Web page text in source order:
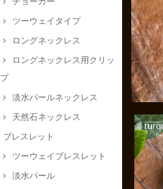
ツーウェイタイプ
ロングネックレス
ロングネックレス用クリッ
プ
淡水パールネックレス
天然石ネックレス
ブレスレット
ツーウェイブレスレット
淡水パール